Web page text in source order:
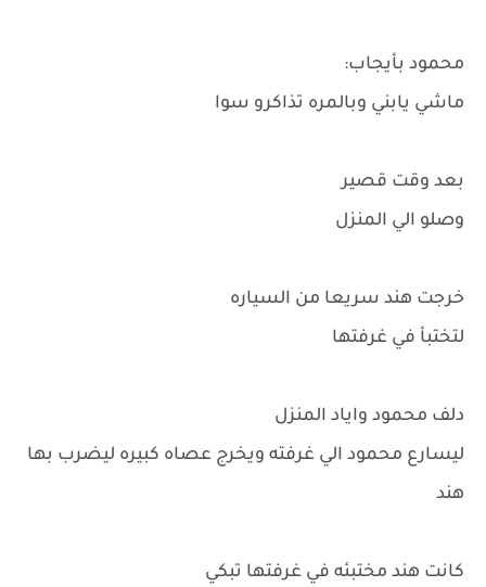
محمود بأيجاب:
ماشي يابني وبالمره تذاكرو سوا
بعد وقت قصير
وصلو الي المنزل
خرجت هند سريعا من السياره
لتختبأ في غرفتها
دلف محمود واياد المنزل
ليسارع محمود الي غرفته ويخرج عصاه كبيره ليضرب بها
هند
كانت هند مختبئه في غرفتها تبكي